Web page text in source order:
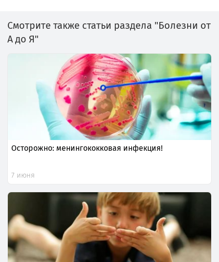
Смотрите также статьи раздела "Болезни от
А до Я"
Осторожно: менингококковая инфекция!
7 июня